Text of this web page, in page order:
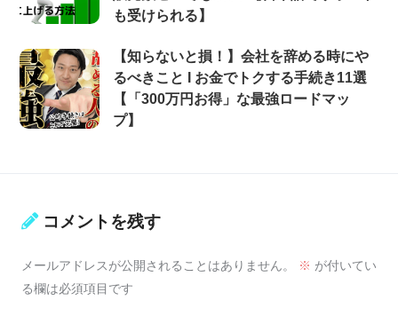
も受けられる】
【知らないと損！】会社を辞める時にや
るべきこと Ι お金でトクする手続き11選
【「300万円お得」な最強ロードマッ
プ】
コメントを残す
メールアドレスが公開されることはありません。 ※ が付いてい
る欄は必須項目です